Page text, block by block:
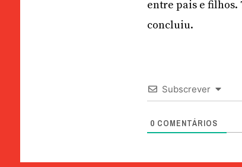
entre pais e filhos.
concluiu.
Subscrever
0 COMENTÁRIOS